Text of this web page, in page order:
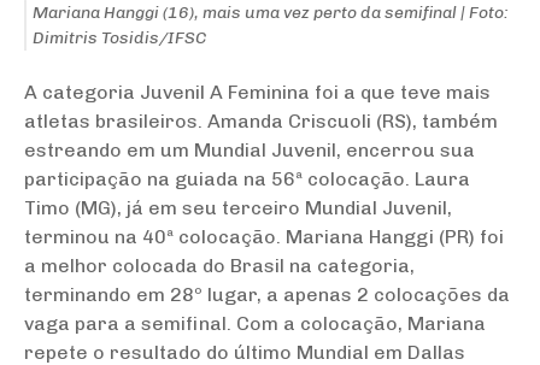
Mariana Hanggi (16), mais uma vez perto da semifinal | Foto:
Dimitris Tosidis/IFSC
A categoria Juvenil A Feminina foi a que teve mais
atletas brasileiros. Amanda Criscuoli (RS), também
estreando em um Mundial Juvenil, encerrou sua
participação na guiada na 56ª colocação. Laura
Timo (MG), já em seu terceiro Mundial Juvenil,
terminou na 40ª colocação. Mariana Hanggi (PR) foi
a melhor colocada do Brasil na categoria,
terminando em 28º lugar, a apenas 2 colocações da
vaga para a semifinal. Com a colocação, Mariana
repete o resultado do último Mundial em Dallas